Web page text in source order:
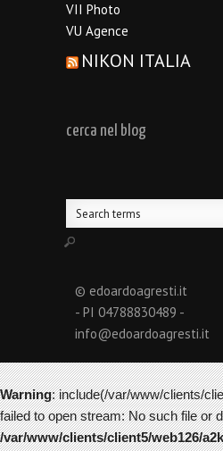
VII Photo
VU Agence
NIKON ITALIA
cerca nel blog
© edoardoagresti.it
- PI 04788830489 -
info@edoardoagresti.it
Warning: include(/var/www/clients/
failed to open stream: No such file or
/var/www/clients/client5/web126/